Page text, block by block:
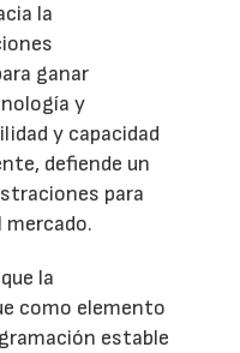
la
ganar
y
y capacidad
defiende un
para
mercado.
la
como elemento
estable